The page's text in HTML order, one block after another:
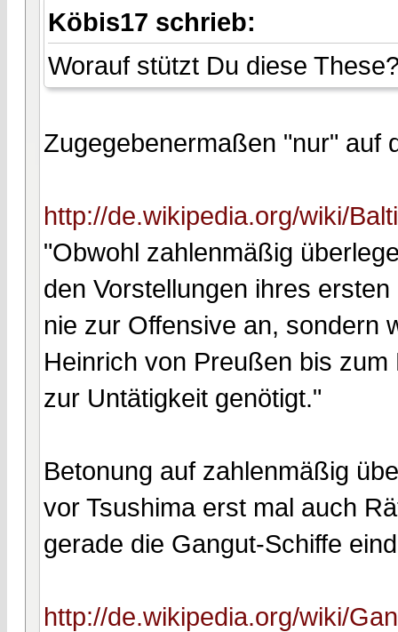
Köbis17 schrieb:
Worauf stützt Du diese
Zugegebenermaßen "nur" auf
http://de.wikipedia.org/wiki/
"Obwohl zahlenmäßig
den Vorstellungen ihres
nie zur Offensive an, sondern
Heinrich von Preußen bis
zur Untätigkeit genötigt."
Betonung auf zahlenmäßig
vor Tsushima erst mal auch
gerade die Gangut-Schiffe
http://de.wikipedia.org/wiki/